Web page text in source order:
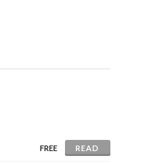
FREE READ